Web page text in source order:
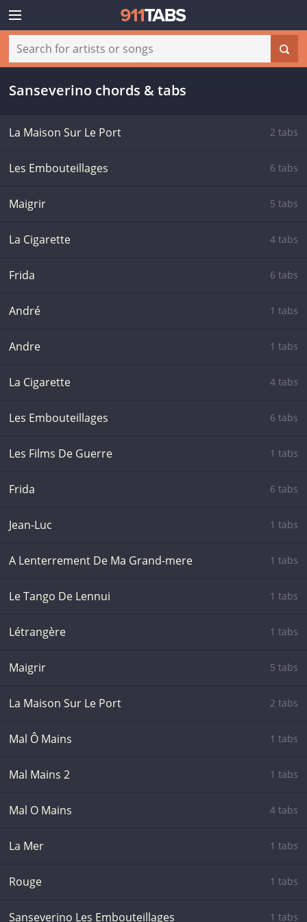
Sanseverino chords & tabs
La Maison Sur Le Port 2 tabs
Les Embouteillages 6 tabs
Maigrir 5 tabs
La Cigarette 4 tabs
Frida 6 tabs
André 1 tabs
Andre 1 tabs
La Cigarette 4 tabs
Les Embouteillages 6 tabs
Les Films De Guerre 1 tabs
Frida 6 tabs
Jean-Luc 1 tabs
A Lenterrement De Ma Grand-mere 1 tabs
Le Tango De Lennui 1 tabs
Létrangère 1 tabs
Maigrir 5 tabs
La Maison Sur Le Port 2 tabs
Mal Ô Mains 1 tabs
Mal Mains 2 1 tabs
Mal O Mains 4 tabs
La Mer 1 tabs
Rouge 1 tabs
Sanseverino Les Embouteillages 1 tabs